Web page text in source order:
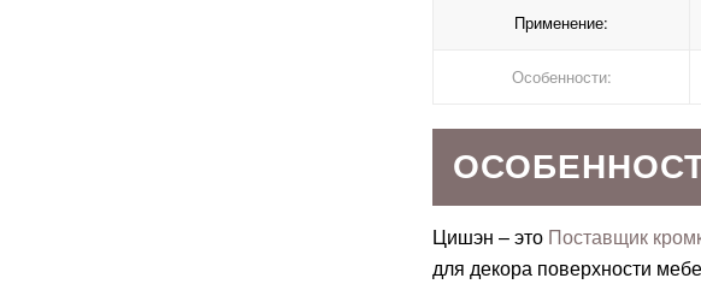
Применение:
Особенности:
Цишэн – это Поставщик
для декора поверхности